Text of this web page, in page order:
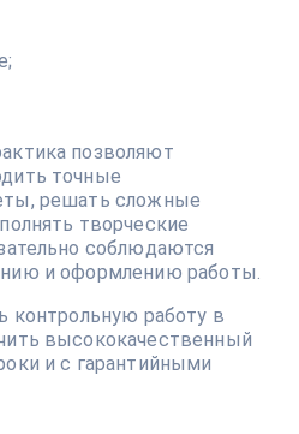
позволяют
точные
решать сложные
творческие
соблюдаются
и оформлению работы.
контрольную работу в
высококачественный
и с гарантийными